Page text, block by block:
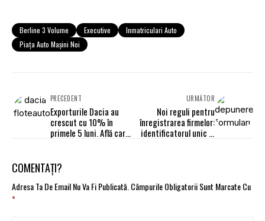
Berline 3 Volume Executive
Inmatriculari Auto
Piața Auto Mașini Noi
PRECEDENT
Exporturile Dacia au
crescut cu 10% în
primele 5 luni. Află care
URMĂTOR
Noi reguli pentru
înregistrarea firmelor:
identificatorul unic la
COMENTAȚI?
Adresa Ta De Email Nu Va Fi Publicată.Câmpurile Obligatorii Sunt Marcate Cu
*